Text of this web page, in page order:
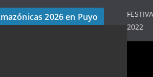
2026 en Puyo
2022